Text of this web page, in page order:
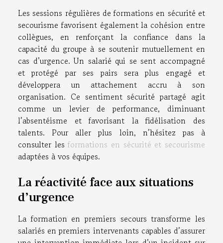
Les sessions régulières de formations en sécurité et
secourisme favorisent également la cohésion entre
collègues, en renforçant la confiance dans la
capacité du groupe à se soutenir mutuellement en
cas d’urgence. Un salarié qui se sent accompagné
et protégé par ses pairs sera plus engagé et
développera un attachement accru à son
organisation. Ce sentiment sécurité partagé agit
comme un levier de performance, diminuant
l’absentéisme et favorisant la fidélisation des
talents. Pour aller plus loin, n’hésitez pas à
consulter lesformations en sécurité et secourisme
adaptées à vos équipes.
La réactivité face aux situations
d’urgence
La formation en premiers secours transforme les
salariés en premiers intervenants capables d’assurer